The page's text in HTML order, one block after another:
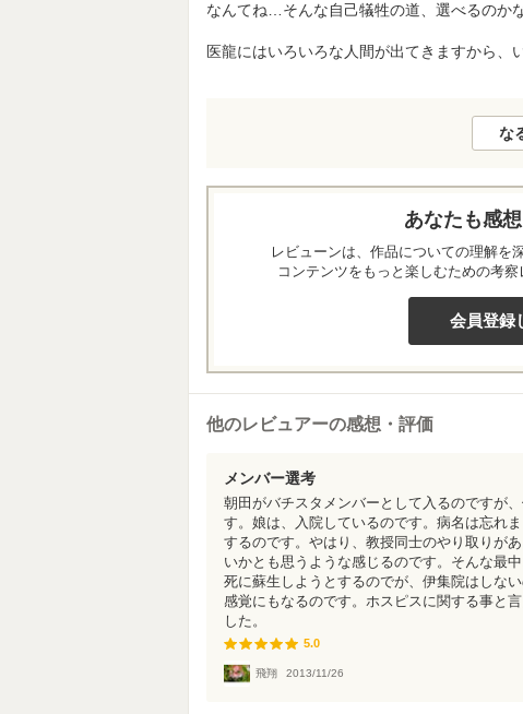
なんてね…そんな自己犠牲の道、選べるのか
医龍にはいろいろな人間が出てきますから、
な
あなたも感
レビューンは、作品についての理解を
コンテンツをもっと楽しむための考
会員登録
他のレビュアーの感想・評価
メンバー選考
朝田がバチスタメンバーとして入るのですが
す。娘は、入院しているのです。病名は忘れ
するのです。やはり、教授同士のやり取りが
いかとも思うような感じるのです。そんな最
死に蘇生しようとするのでが、伊集院はしな
感覚にもなるのです。ホスピスに関する事と
した。
5.0
5.0
飛翔 2013/11/26